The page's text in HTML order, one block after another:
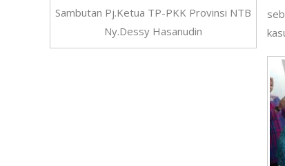
Sambutan Pj.Ketua TP-PKK Provinsi NTB
Ny.Dessy Hasanudin